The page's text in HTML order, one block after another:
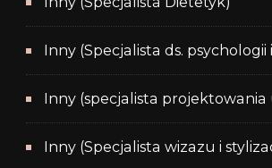
Inny (Specjalista ds. psychologii
Inny (specjalista
Inny (Specjalista wizazu i